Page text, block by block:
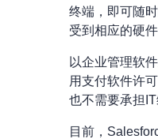
终端，即可随
受到相应的硬
以企业管理软
用支付软件许
也不需要承担
目前，